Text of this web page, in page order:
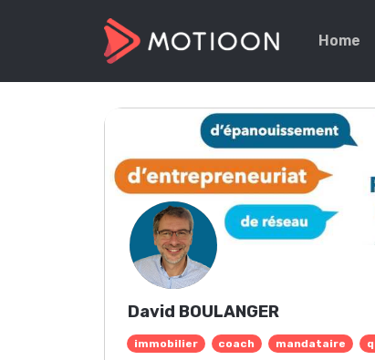
Home
David BOULANGER
immobilier coach mandataire